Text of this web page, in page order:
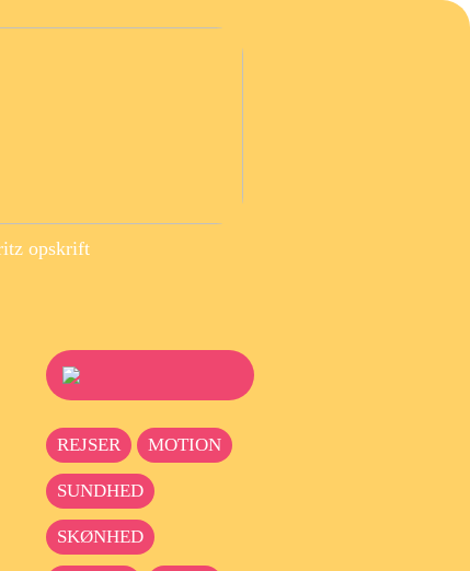
opskrift
REJSER MOTION
SUNDHED
SKØNHED